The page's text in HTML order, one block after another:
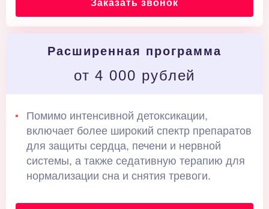
Заказать звонок
Расширенная программа
от 4 000 рублей
Помимо интенсивной детоксикации,
включает более широкий спектр препаратов
для защиты сердца, печени и нервной
системы, а также седативную терапию для
нормализации сна и снятия тревоги.